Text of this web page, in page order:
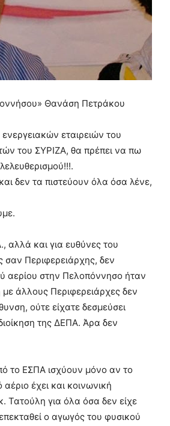
Θανάση Πετράκου
εταιρειών του
του ΣΥΡΙΖΑ, θα πρέπει να πω
δεν τα πιστεύουν όλα όσα λένε,
αλλά και για ευθύνες του
σαν Περιφερειάρχης, δεν
αερίου στην Πελοπόννησο ήταν
με άλλους Περιφερειάρχες δεν
ούτε είχατε δεσμεύσει
της ΔΕΠΑ. Άρα δεν
το ΕΣΠΑ ισχύουν μόνο αν το
έχει και κοινωνική
Τατούλη για όλα όσα δεν είχε
ο αγωγός του φυσικού